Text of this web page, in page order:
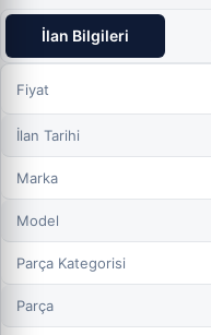
İlan Bilgileri
Fiyat
İlan Tarihi
Marka
Model
Parça Kategorisi
Parça